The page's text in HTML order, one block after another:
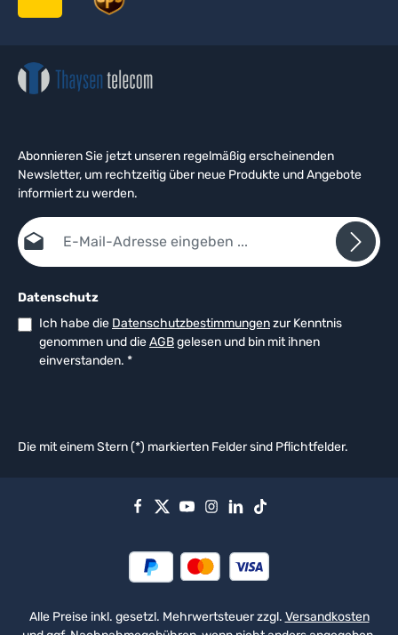
Abonnieren Sie jetzt unseren regelmäßig erscheinenden
Newsletter, um rechtzeitig über neue Produkte und Angebote
informiert zu werden.
E-Mail-Adresse*
Datenschutz
Ich habe die Datenschutzbestimmungenzur Kenntnis
genommen und dieAGBgelesen und bin mit ihnen
einverstanden. *
Die mit einem Stern (*) markierten Felder sind Pflichtfelder.
Alle Preise inkl. gesetzl. Mehrwertsteuer zzgl. Versandkosten